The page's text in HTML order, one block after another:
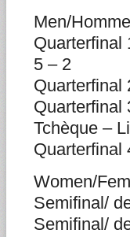
Men/
Quarterfinal
5 – 2
Quarterfinal
Quarterfinal
Tchèque –
Quarterfinal
Women/
Semifinal/
Semifinal/